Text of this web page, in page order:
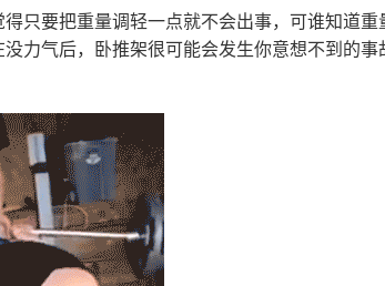
只要把重量调轻一点就不会出事，可谁知道重
力气后，卧推架很可能会发生你意想不到的事